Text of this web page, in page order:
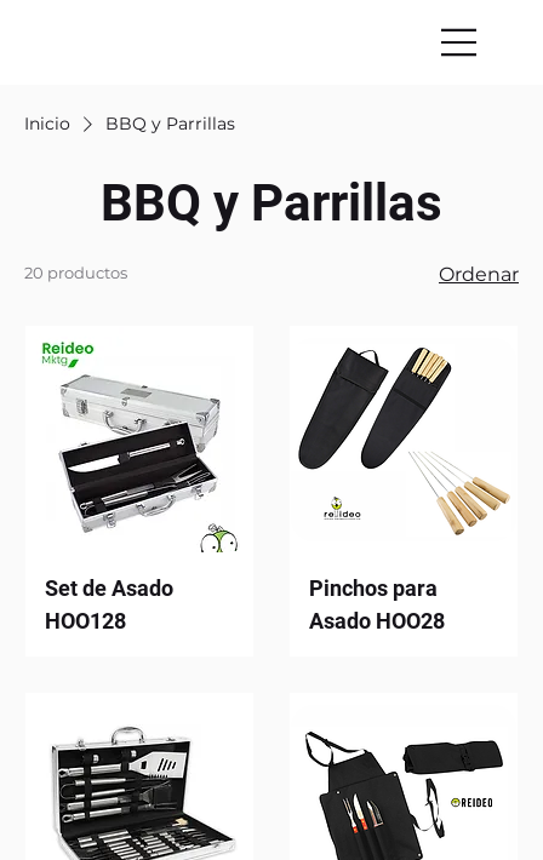
Inicio BBQ y Parrillas
BBQ y Parrillas
20 productos Ordenar
Set de Asado
HOO128
Pinchos para
Asado HOO28